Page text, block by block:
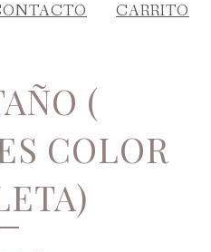
CARRITO
(
COLOR